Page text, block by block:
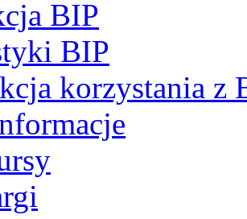
BIP
BIP
korzystania z